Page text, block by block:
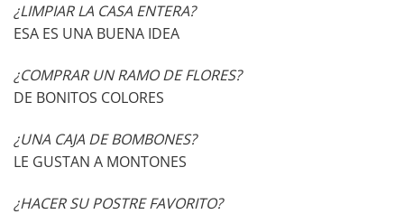
¿LIMPIAR LA CASA ENTERA?
ESA ES UNA BUENA IDEA
¿COMPRAR UN RAMO DE FLORES?
DE BONITOS COLORES
¿UNA CAJA DE BOMBONES?
LE GUSTAN A MONTONES
¿HACER SU POSTRE FAVORITO?